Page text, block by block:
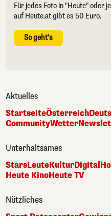
Für jedes Foto in "Heute" oder
auf Heute.at gibt es 50 Euro.
So geht's
Aktuelles
StartseiteÖsterreich
CommunityWetter
Unterhaltsames
StarsLeuteKulturDigital
Heute KinoHeute TV
Nützliches